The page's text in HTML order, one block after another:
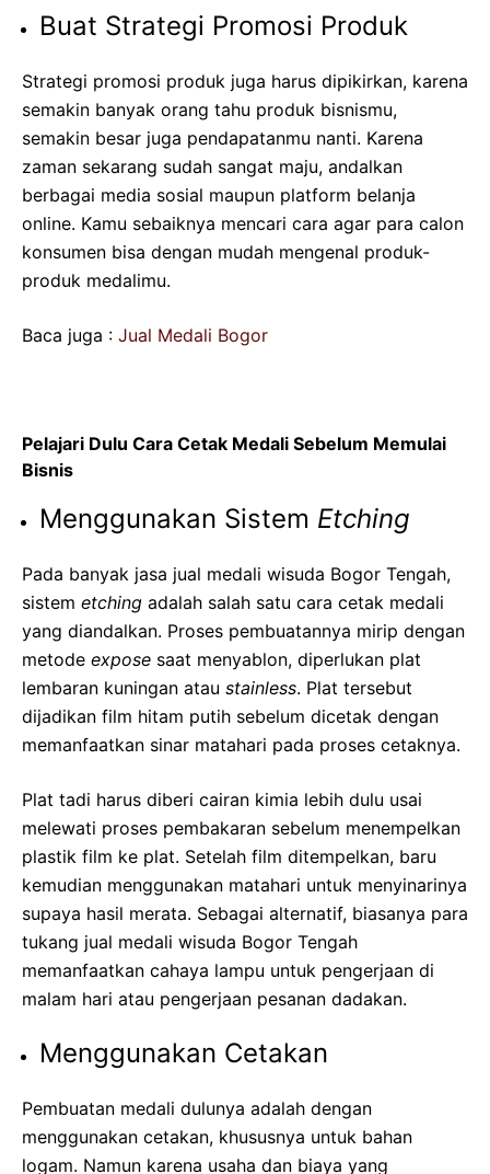
Buat Strategi Promosi Produk
Strategi promosi produk juga harus dipikirkan, karena
semakin banyak orang tahu produk bisnismu,
semakin besar juga pendapatanmu nanti. Karena
zaman sekarang sudah sangat maju, andalkan
berbagai media sosial maupun platform belanja
online. Kamu sebaiknya mencari cara agar para calon
konsumen bisa dengan mudah mengenal produk-
produk medalimu.
Baca juga : Jual Medali Bogor
Pelajari Dulu Cara Cetak Medali Sebelum Memulai
Bisnis
Menggunakan Sistem Etching
Pada banyak jasa jual medali wisuda Bogor Tengah,
sistem etching adalah salah satu cara cetak medali
yang diandalkan. Proses pembuatannya mirip dengan
metode expose saat menyablon, diperlukan plat
lembaran kuningan atau stainless. Plat tersebut
dijadikan film hitam putih sebelum dicetak dengan
memanfaatkan sinar matahari pada proses cetaknya.
Plat tadi harus diberi cairan kimia lebih dulu usai
melewati proses pembakaran sebelum menempelkan
plastik film ke plat. Setelah film ditempelkan, baru
kemudian menggunakan matahari untuk menyinarinya
supaya hasil merata. Sebagai alternatif, biasanya para
tukang jual medali wisuda Bogor Tengah
memanfaatkan cahaya lampu untuk pengerjaan di
malam hari atau pengerjaan pesanan dadakan.
Menggunakan Cetakan
Pembuatan medali dulunya adalah dengan
menggunakan cetakan, khususnya untuk bahan
logam. Namun karena usaha dan biaya yang